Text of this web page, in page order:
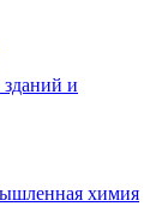
и
химия